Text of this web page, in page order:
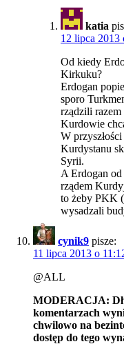
katia
12 lipca 2013
Od kiedy
Kirkuku?
Erdogan
sporo
rządzili
Kurdowie
W
Kurdystanu
Syrii.
A Erdogan
rządem
to żeby PKK
wysadzali
cynik9 pisze:
11 lipca 2013 o
@ALL
MODERACJA:
komentarzach
chwilowo na
dostęp do tego